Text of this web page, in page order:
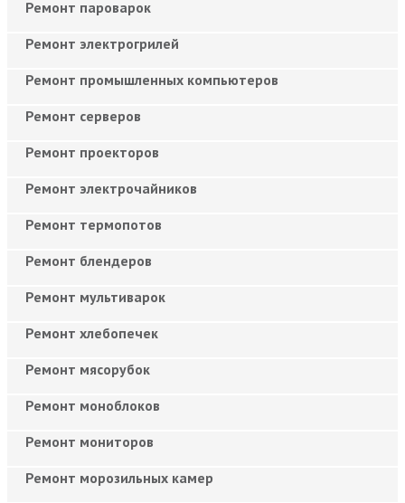
Ремонт пароварок
Ремонт электрогрилей
Ремонт промышленных компьютеров
Ремонт серверов
Ремонт проекторов
Ремонт электрочайников
Ремонт термопотов
Ремонт блендеров
Ремонт мультиварок
Ремонт хлебопечек
Ремонт мясорубок
Ремонт моноблоков
Ремонт мониторов
Ремонт морозильных камер